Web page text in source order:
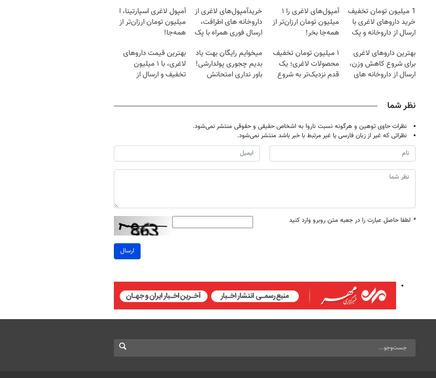
1 میلیون تومان تخفیف
خرید داروهای لاغری با
ارسال از داروخانه و پک
آمپول‌های لاغری را ۱
میلیون تومان ارزان‌تر از
همه‌جا بخر!
خریدآمپول‌های لاغری از
داروخانه های اطرافت،
ارسال فوری همراه با پک
آمپول لاغری اسپارتینا، ا
میلیون تومان ارزان‌تر از
همه‌جا!
بهترین داروهای لاغری
برای شروع کاهش وزن،
ارسال از داروخانه های
۱ میلیون تومان تخفیف
محصولات لاغری؛ یک
قدم نزدیک‌تر به شروع
میخوایم رایگان بهت یاد
بدیم چجوری پولدارشی!
باور نداری امتحانش
بهترین قیمت داروهای
لاغری، با ۱ میلیون
تخفیف و ارسال از
نظر شما
نظرات حاوی توهین و هرگونه نسبت ناروا به اشخاص حقیقی و حقوقی منتشر نمی‌شود.
نظراتی که غیر از زبان فارسی یا غیر مرتبط با خبر باشد منتشر نمی‌شود.
* لطفا حاصل عبارت را در جعبه متن روبرو وارد کنید
ارسال